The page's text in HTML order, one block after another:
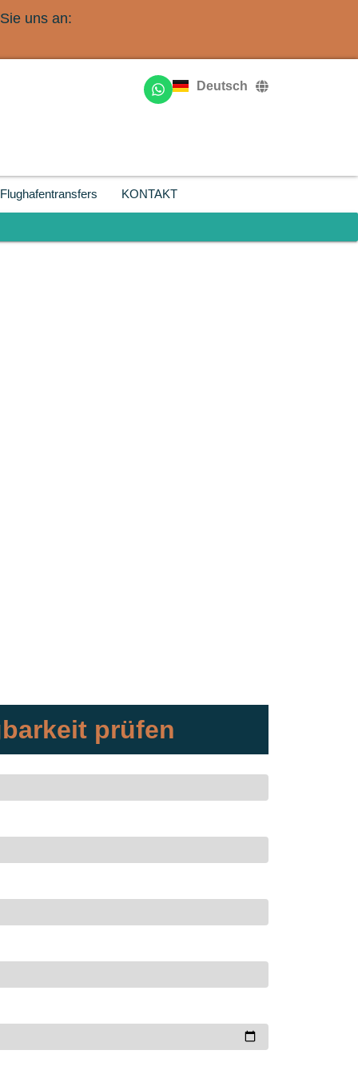
uns an:
Deutsch
English
Русский
Flughafentransfers KONTAKT
prüfen